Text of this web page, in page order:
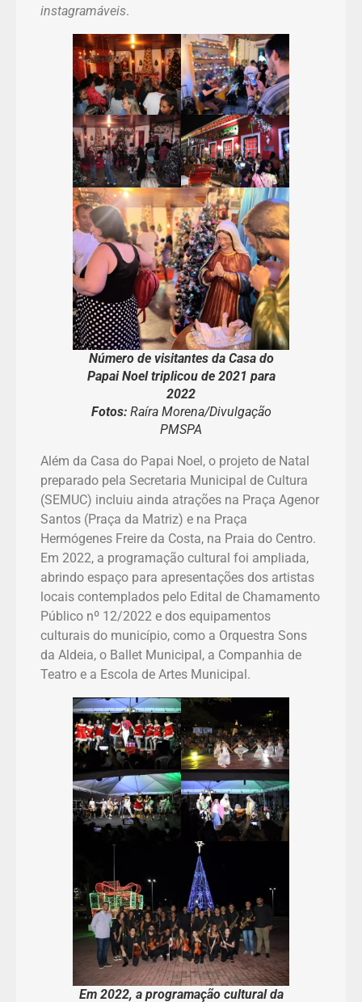
instagramáveis.
Número de visitantes da Casa do
Papai Noel triplicou de 2021 para
2022
Fotos:Raíra Morena/Divulgação
PMSPA
Além da Casa do Papai Noel, o projeto de Natal
preparado pela Secretaria Municipal de Cultura
(SEMUC) incluiu ainda atrações na Praça Agenor
Santos (Praça da Matriz) e na Praça
Hermógenes Freire da Costa, na Praia do Centro.
Em 2022, a programação cultural foi ampliada,
abrindo espaço para apresentações dos artistas
locais contemplados pelo Edital de Chamamento
Público nº 12/2022 e dos equipamentos
culturais do município, como a Orquestra Sons
da Aldeia, o Ballet Municipal, a Companhia de
Teatro e a Escola de Artes Municipal.
Em 2022, a programação cultural da